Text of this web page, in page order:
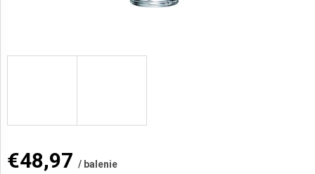
€48,97 / balenie